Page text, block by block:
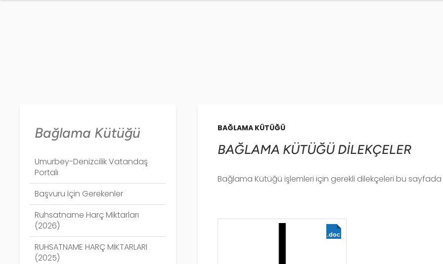
Bağlama Kütüğü
Umurbey-Denizcilik Vatandaş
Portalı
Başvuru İçin Gerekenler
Ruhsatname Harç Miktarları
(2026)
RUHSATNAME HARÇ MİKTARLARI
(2025)
BAĞLAMA KÜTÜĞÜ
BAĞLAMA KÜTÜĞÜ DİLEKÇELER
Bağlama Kütüğü işlemleri için gerekli dilekçeleri bu sayfada